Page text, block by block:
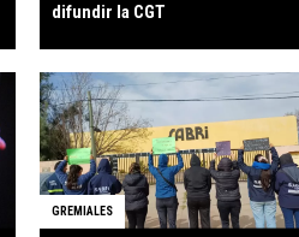
difundir la CGT
GREMIALES